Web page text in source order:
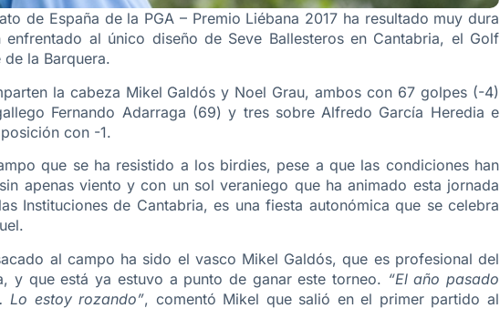
de España de la PGA – Premio Liébana 2017 ha resultado muy dura
al único diseño de Seve Ballesteros en Cantabria, el Golf
de la Barquera.
la cabeza Mikel Galdós y Noel Grau, ambos con 67 golpes (-4)
Fernando Adarraga (69) y tres sobre Alfredo García Heredia e
con -1.
que se ha resistido a los birdies, pese a que las condiciones han
apenas viento y con un sol veraniego que ha animado esta jornada
Instituciones de Cantabria, es una fiesta autonómica que se celebra
al campo ha sido el vasco Mikel Galdós, que es profesional del
y que está ya estuvo a punto de ganar este torneo. “El año pasado
Lo estoy rozando”, comentó Mikel que salió en el primer partido al